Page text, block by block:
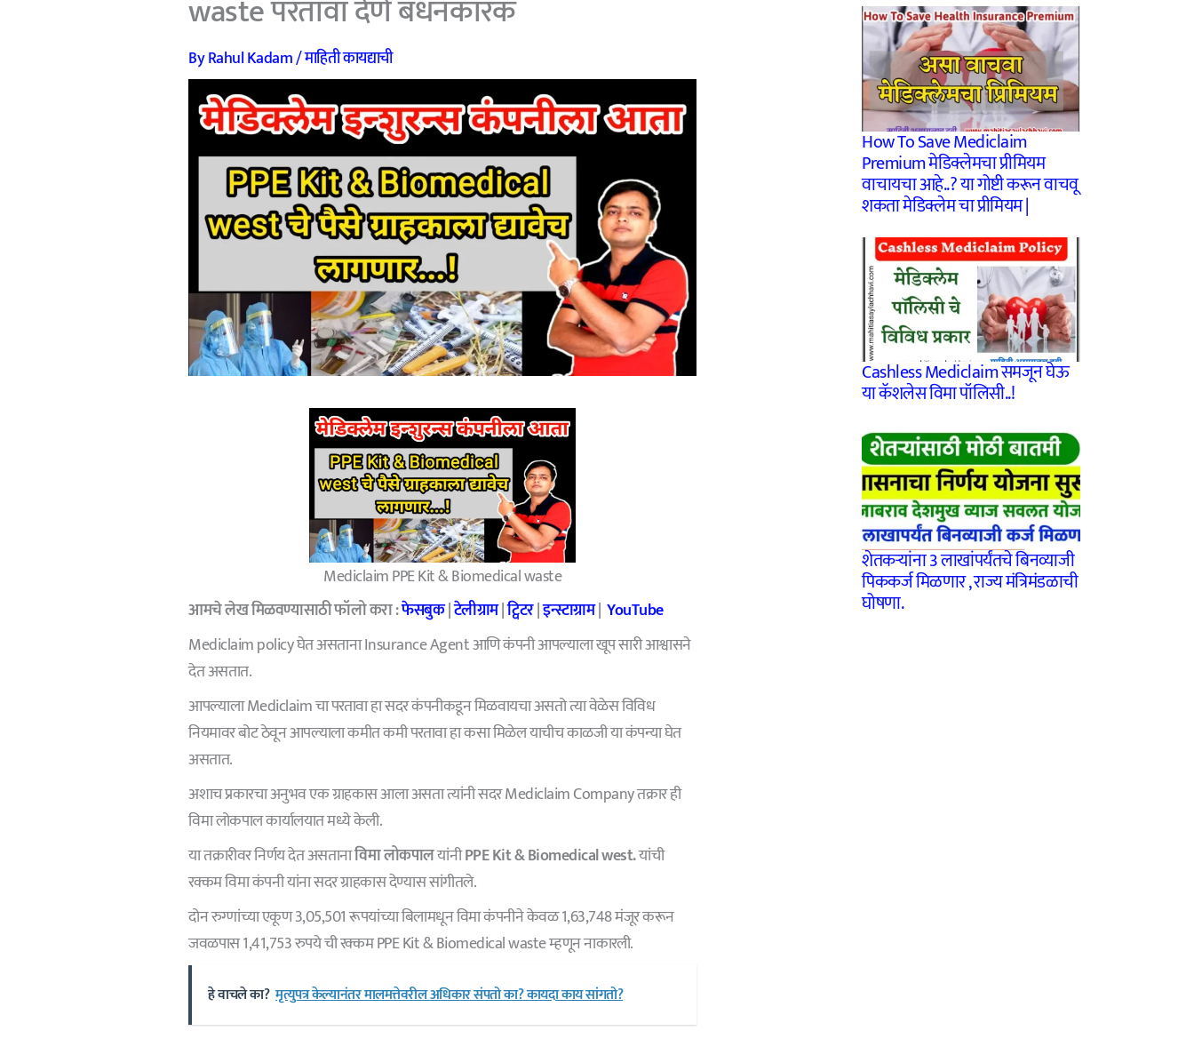
waste परतावा देणे बंधनकारक
ByRahul Kadam/माहिती कायद्याची
Mediclaim PPE Kit & Biomedical waste
आमचेलेख मिळवण्यासाठी फॉलो करा :फेसबुक|टेलीग्राम|ट्विटर|इन्स्टाग्राम|YouTube
Mediclaim policy घेत असताना Insurance Agent आणि कंपनी आपल्याला खूप सारी आश्वासने
देत असतात.
आपल्याला Mediclaim चा परतावा हा सदर कंपनीकडून मिळवायचा असतो त्या वेळेस विविध
नियमावर बोट ठेवून आपल्याला कमीत कमी परतावा हा कसा मिळेल याचीच काळजी या कंपन्या घेत
असतात.
अशाच प्रकारचा अनुभव एक ग्राहकास आला असता त्यांनी सदर Mediclaim Company तक्रार ही
विमा लोकपाल कार्यालयात मध्ये केली.
या तक्रारीवर निर्णय देत असतानाविमा लोकपालयांनीPPE Kit & Biomedical west.यांची
रक्कम विमा कंपनी यांना सदर ग्राहकास देण्यास सांगीतले.
दोन रुग्णांच्या एकूण 3,05,501 रूपयांच्या बिलामधून विमा कंपनीने केवळ 1,63,748 मंजूर करून
जवळपास 1,41,753 रुपये ची रक्कम PPE Kit & Biomedical waste म्हणून नाकारली.
हे वाचले का? मृत्युपत्र केल्यानंतर मालमत्तेवरील अधिकार संपतो का? कायदा काय सांगतो?
How To Save Mediclaim
Premium मेडिक्लेमचा प्रीमियम
वाचायचा आहे..? या गोष्टी करून वाचवू
शकता मेडिक्लेम चा प्रीमियम |
Cashless Mediclaim समजून घेऊ
या कॅशलेस विमा पॉलिसी..!
शेतकऱ्यांना 3 लाखांपर्यंतचे बिनव्याजी
पिककर्ज मिळणार , राज्य मंत्रिमंडळाची
घोषणा.